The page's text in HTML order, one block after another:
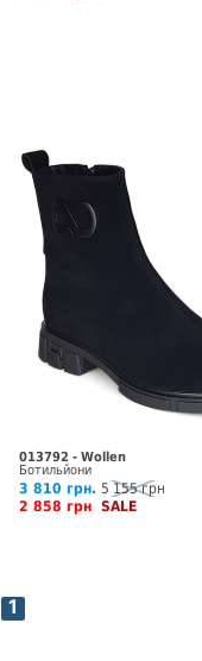
013792 - Wollen
Ботильйони
3 810 грн. 5 155 грн
2 858 грн SALE
1